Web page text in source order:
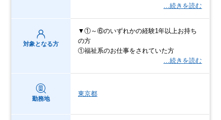
…続きを読む
対象となる方
▼①～⑥のいずれかの経験1年以上お持ち
の方
①福祉系のお仕事をされていた方
…続きを読む
勤務地
東京都